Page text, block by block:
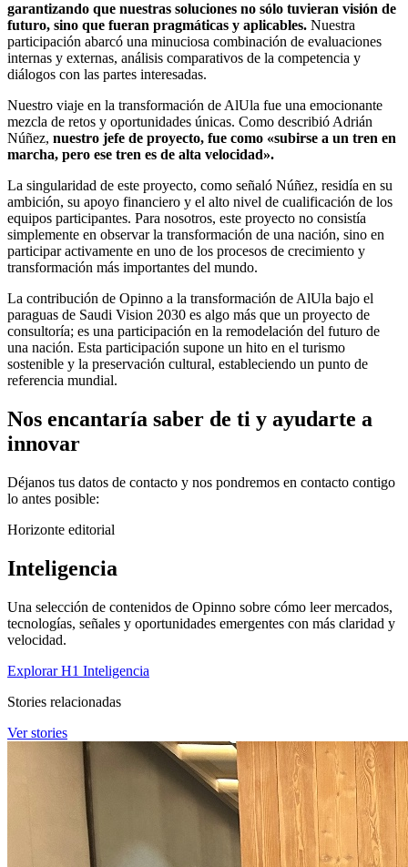
garantizando que nuestras soluciones no sólo tuvieran visión de
futuro, sino que fueran pragmáticas y aplicables. Nuestra
participación abarcó una minuciosa combinación de evaluaciones
internas y externas, análisis comparativos de la competencia y
diálogos con las partes interesadas.
Nuestro viaje en la transformación de AlUla fue una emocionante
mezcla de retos y oportunidades únicas. Como describió Adrián
Núñez, nuestro jefe de proyecto, fue como «subirse a un tren en
marcha, pero ese tren es de alta velocidad».
La singularidad de este proyecto, como señaló Núñez, residía en su
ambición, su apoyo financiero y el alto nivel de cualificación de los
equipos participantes. Para nosotros, este proyecto no consistía
simplemente en observar la transformación de una nación, sino en
participar activamente en uno de los procesos de crecimiento y
transformación más importantes del mundo.
La contribución de Opinno a la transformación de AlUla bajo el
paraguas de Saudi Vision 2030 es algo más que un proyecto de
consultoría; es una participación en la remodelación del futuro de
una nación. Esta participación supone un hito en el turismo
sostenible y la preservación cultural, estableciendo un punto de
referencia mundial.
Nos encantaría saber de ti y ayudarte a
innovar
Déjanos tus datos de contacto y nos pondremos en contacto contigo
lo antes posible:
Horizonte editorial
Inteligencia
Una selección de contenidos de Opinno sobre cómo leer mercados,
tecnologías, señales y oportunidades emergentes con más claridad y
velocidad.
Explorar H1 Inteligencia
Stories relacionadas
Ver stories